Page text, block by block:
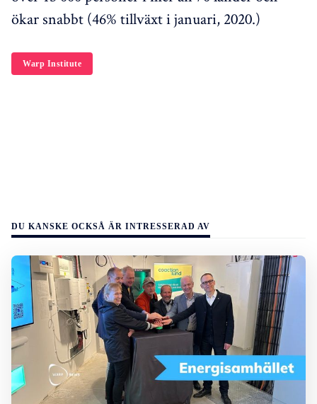
ökar snabbt (46% tillväxt i januari, 2020.)
Warp Institute
DU KANSKE OCKSÅ ÄR INTRESSERAD AV